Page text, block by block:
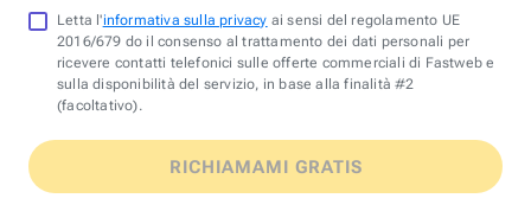
Letta l'informativa sulla privacy ai sensi del regolamento UE
2016/679 do il consenso al trattamento dei dati personali per
ricevere contatti telefonici sulle offerte commerciali di Fastweb e
sulla disponibilità del servizio, in base alla finalità #2
(facoltativo).
RICHIAMAMI GRATIS